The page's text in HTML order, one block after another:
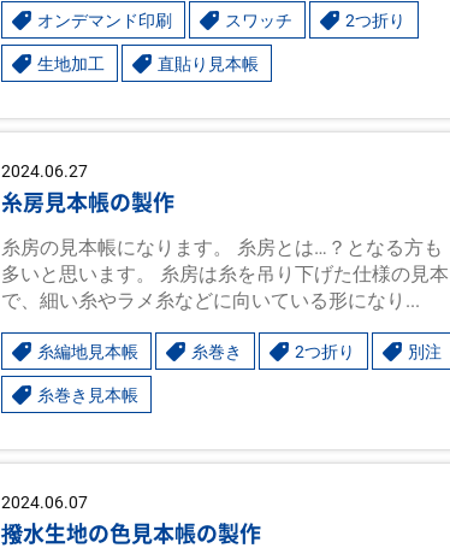
オンデマンド印刷 スワッチ 2つ折り
生地加工 直貼り見本帳
2024.06.27
糸房見本帳の製作
糸房の見本帳になります。 糸房とは…？となる方も
多いと思います。 糸房は糸を吊り下げた仕様の見本
で、細い糸やラメ糸などに向いている形になり...
糸編地見本帳 糸巻き 2つ折り 別注
糸巻き見本帳
2024.06.07
撥水生地の色見本帳の製作